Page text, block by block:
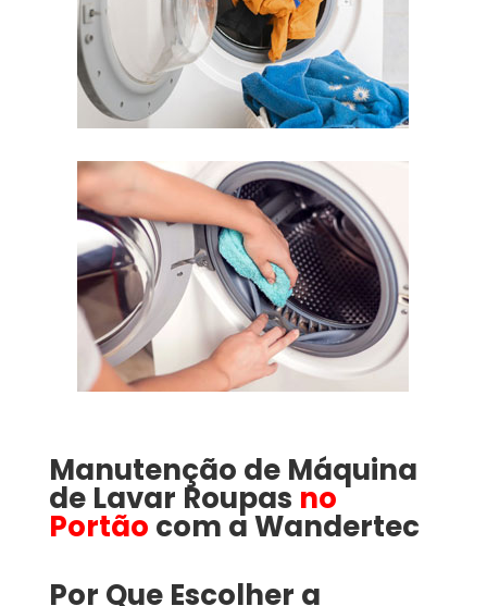
Manutenção de Máquina
de Lavar Roupas no
Portão com aWandertec
Por Que Escolher a